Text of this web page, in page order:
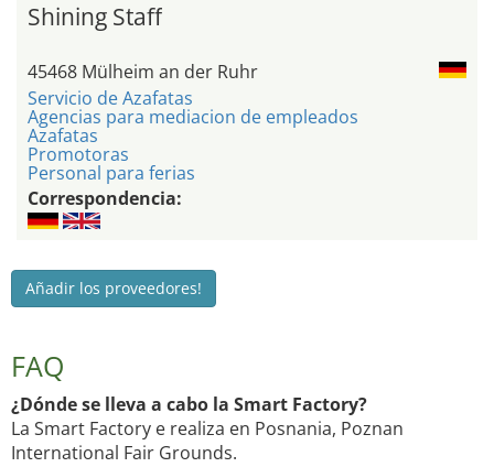
Shining Staff
45468 Mülheim an der Ruhr
Servicio de Azafatas
Agencias para mediacion de empleados
Azafatas
Promotoras
Personal para ferias
Correspondencia:
Añadir los proveedores!
FAQ
¿Dónde se lleva a cabo la Smart Factory?
La Smart Factory e realiza en Posnania, Poznan
International Fair Grounds.